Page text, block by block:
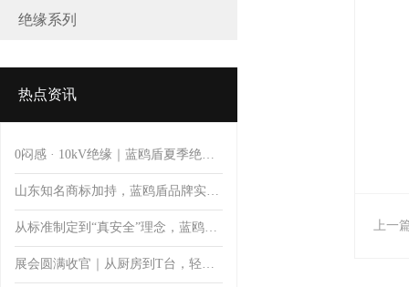
绝缘系列
热点资讯
0闷感 · 10kV绝缘｜蓝鸥盾夏季绝缘安全鞋
山东知名商标加持，蓝鸥盾品牌实力彰显品质价值
从标准制定到“真安全”理念，蓝鸥盾推动安全鞋防护升级
展会圆满收官｜从厨房到T台，轻丫以专业防滑科技开启厨师鞋新体验
上一